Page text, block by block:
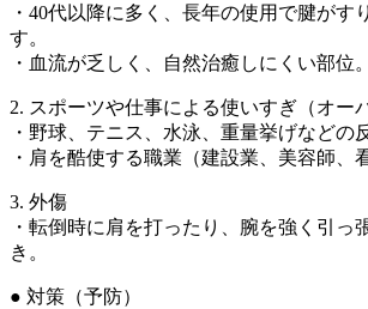
・40代以降に多く、長年の使用で腱がす
す。
・血流が乏しく、自然治癒しにくい部位。
2. スポーツや仕事による使いすぎ（オー
・野球、テニス、水泳、重量挙げなどの
・肩を酷使する職業（建設業、美容師、
3. 外傷
・転倒時に肩を打ったり、腕を強く引っ
き。
● 対策（予防）